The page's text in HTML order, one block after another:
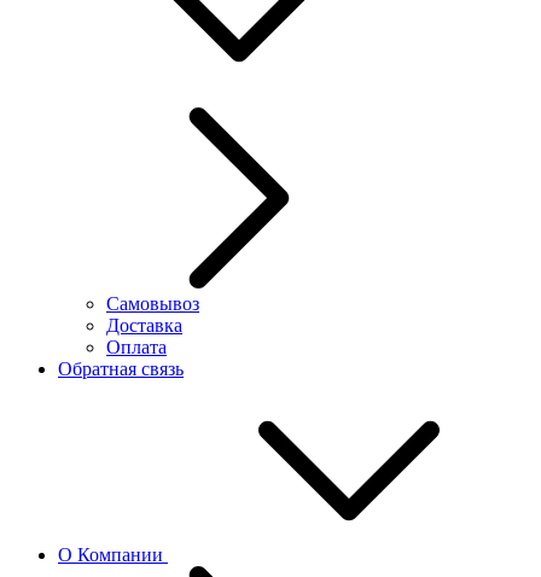
Самовывоз
Доставка
Оплата
Обратная связь
О Компании